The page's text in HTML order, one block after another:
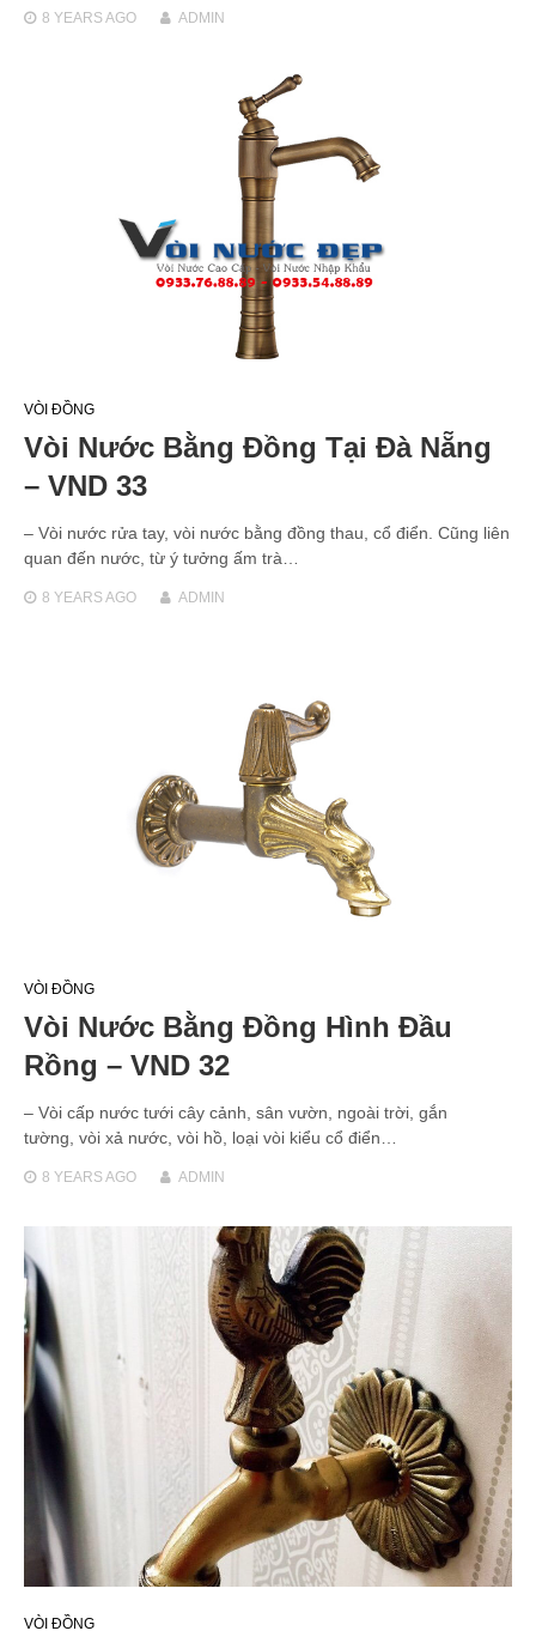
8 YEARSAGO ADMIN
VÒI ĐỒNG
Vòi Nước Bằng Đồng Tại Đà Nẵng
– VND 33
– Vòi nước rửa tay, vòi nước bằng đồng thau, cổ điển. Cũng liên
quan đến nước, từ ý tưởng ấm trà…
8 YEARSAGO ADMIN
VÒI ĐỒNG
Vòi Nước Bằng Đồng Hình Đầu
Rồng – VND 32
– Vòi cấp nước tưới cây cảnh, sân vườn, ngoài trời, gắn
tường, vòi xả nước, vòi hồ, loại vòi kiểu cổ điển…
8 YEARSAGO ADMIN
VÒI ĐỒNG